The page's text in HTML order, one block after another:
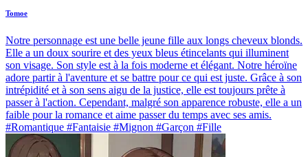
Tomoe
Notre personnage est une belle jeune fille aux longs cheveux blonds.
Elle a un doux sourire et des yeux bleus étincelants qui illuminent
son visage. Son style est à la fois moderne et élégant. Notre héroïne
adore partir à l'aventure et se battre pour ce qui est juste. Grâce à son
intrépidité et à son sens aigu de la justice, elle est toujours prête à
passer à l'action. Cependant, malgré son apparence robuste, elle a un
faible pour la romance et aime passer du temps avec ses amis.
#Romantique #Fantaisie #Mignon #Garçon #Fille